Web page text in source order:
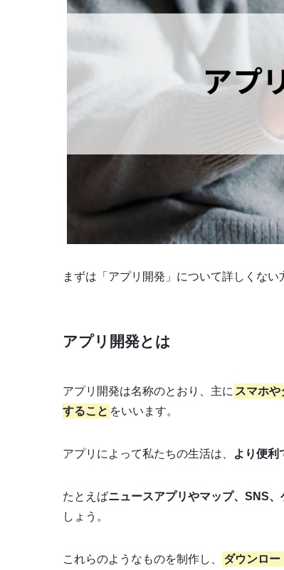
まずは「アプリ開発」について詳しくな
アプリ開発とは
アプリ開発は名称のとおり、主に スマホ
すること をいいます。
アプリによって私たちの生活は、 より便利
たとえばニュースアプリやマップ、SNS、
しょう。
これらのようなものを制作し、 ダウンロ